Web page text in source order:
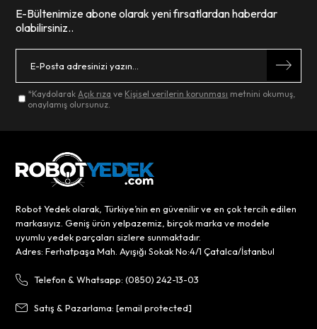
E-Bültenimize abone olarak yeni fırsatlardan haberdar
olabilirsiniz..
*Kaydolarak Açık rıza ve Kişisel verilerin korunması metnini okumuş,
onaylamış olursunuz.
Robot Yedek olarak, Türkiye’nin en güvenilir ve en çok tercih edilen
markasıyız. Geniş ürün yelpazemiz, birçok marka ve modele
uyumlu yedek parçaları sizlere sunmaktadır.
Adres: Ferhatpaşa Mah. Ayışığı Sokak No:4/1 Çatalca/İstanbul
Telefon & Whatsapp: (0850) 242-13-03
Satış & Pazarlama:[email protected]